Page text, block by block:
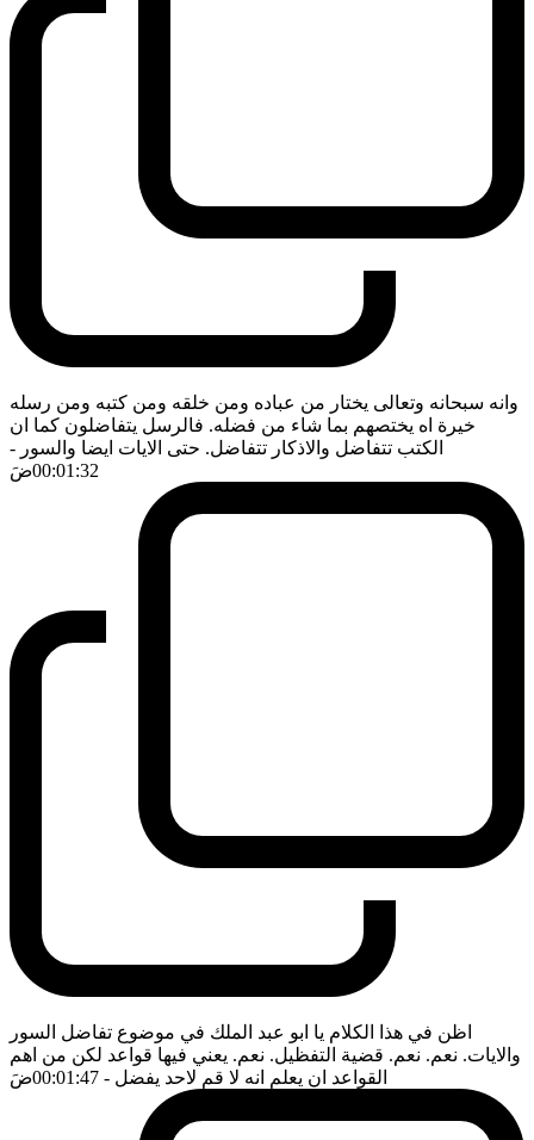
وانه سبحانه وتعالى يختار من عباده ومن خلقه ومن كتبه ومن رسله
خيرة اه يختصهم بما شاء من فضله. فالرسل يتفاضلون كما ان
الكتب تتفاضل والاذكار تتفاضل. حتى الايات ايضا والسور -
00:01:32ضَ
اظن في هذا الكلام يا ابو عبد الملك في موضوع تفاضل السور
والايات. نعم. نعم. قضية التفظيل. نعم. يعني فيها قواعد لكن من اهم
القواعد ان يعلم انه لا قم لاحد يفضل - 00:01:47 ضَ